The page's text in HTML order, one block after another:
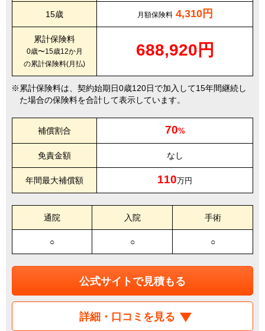
15歳 月額保険料 4,310円
累計保険料
0歳〜15歳12か月
の累計保険料(月払)
688,920円
累計保険料は、契約始期日0歳120日で加入して15年間継続し
た場合の保険料を合計して表示しています。
補償割合 70%
免責金額 なし
年間最大補償額 110万円
通院 入院 手術
○ ○ ○
公式サイトで見積もる
詳細・口コミを見る